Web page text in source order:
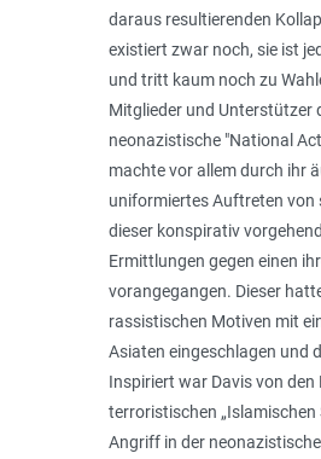
daraus resultierenden
existiert zwar noch, sie ist
und tritt kaum noch zu
Mitglieder und Unterstützer
neonazistische "National
machte vor allem durch ihr
uniformiertes Auftreten von
dieser konspirativ
Ermittlungen gegen einen
vorangegangen. Dieser
rassistischen Motiven mit
Asiaten eingeschlagen und
Inspiriert war Davis von
terroristischen „Islamischen
Angriff in der